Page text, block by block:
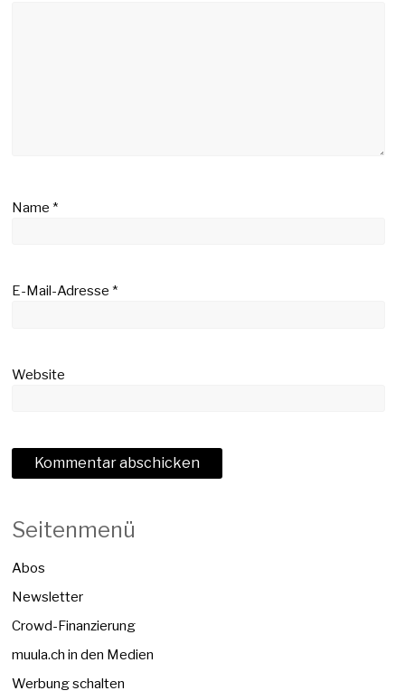
Name*
E-Mail-Adresse*
Website
Seitenmenü
Abos
Newsletter
Crowd-Finanzierung
muula.ch in den Medien
Werbung schalten